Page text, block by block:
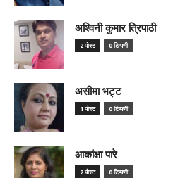
अश्विनी कुमार त्रिपाठी
2 पोस्ट 0 टिप्पणी
असीमा भट्ट
1 पोस्ट 0 टिप्पणी
आकांक्षा पारे
2 पोस्ट 0 टिप्पणी